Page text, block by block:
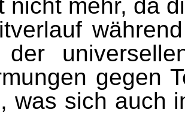
nicht mehr, da
gegen
was sich auch